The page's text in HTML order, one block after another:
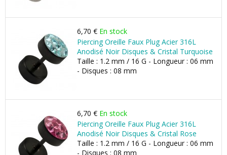
6,70 € En stock
Piercing Oreille Faux Plug Acier 316L
Anodisé Noir Disques & Cristal Turquoise
Taille : 1.2 mm / 16 G - Longueur : 06 mm
- Disques : 08 mm
6,70 € En stock
Piercing Oreille Faux Plug Acier 316L
Anodisé Noir Disques & Cristal Rose
Taille : 1.2 mm / 16 G - Longueur : 06 mm
- Disques : 08 mm